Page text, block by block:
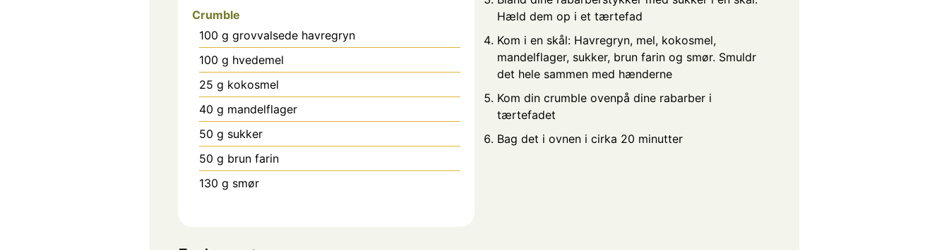
Crumble
100 g grovvalsede havregryn
100 g hvedemel
25 g kokosmel
40 g mandelflager
50 g sukker
50 g brun farin
130 g smør
Hæld dem op i et tærtefad
Kom i en skål: Havregryn, mel, kokosmel,
mandelflager, sukker, brun farin og smør. Smuldr
det hele sammen med hænderne
Kom din crumble ovenpå dine rabarber i
tærtefadet
Bag det i ovnen i cirka 20 minutter